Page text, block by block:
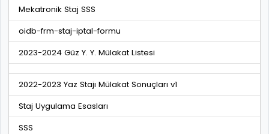
Mekatronik Staj SSS
oidb-frm-staj-iptal-formu
2023-2024 Güz Y. Y. Mülakat Listesi
2022-2023 Yaz Stajı Mülakat Sonuçları v1
Staj Uygulama Esasları
SSS